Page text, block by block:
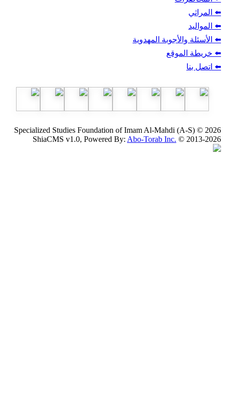
المهدوية
Specialized Studies Foundation of Imam Al-
ShiaCMS v1.0, Powered By:Abo-Torab Inc.